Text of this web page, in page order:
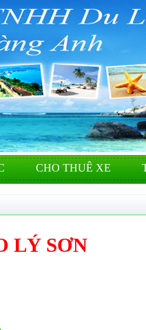
CHO THUÊ XE
LÝ SƠN